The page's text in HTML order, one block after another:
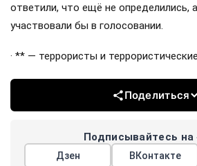
ответили, что ещё не определились,
участвовали бы в голосовании.
· ** — террористы и
Поделиться
Подписывайтесь на
Дзен ВКонтакте